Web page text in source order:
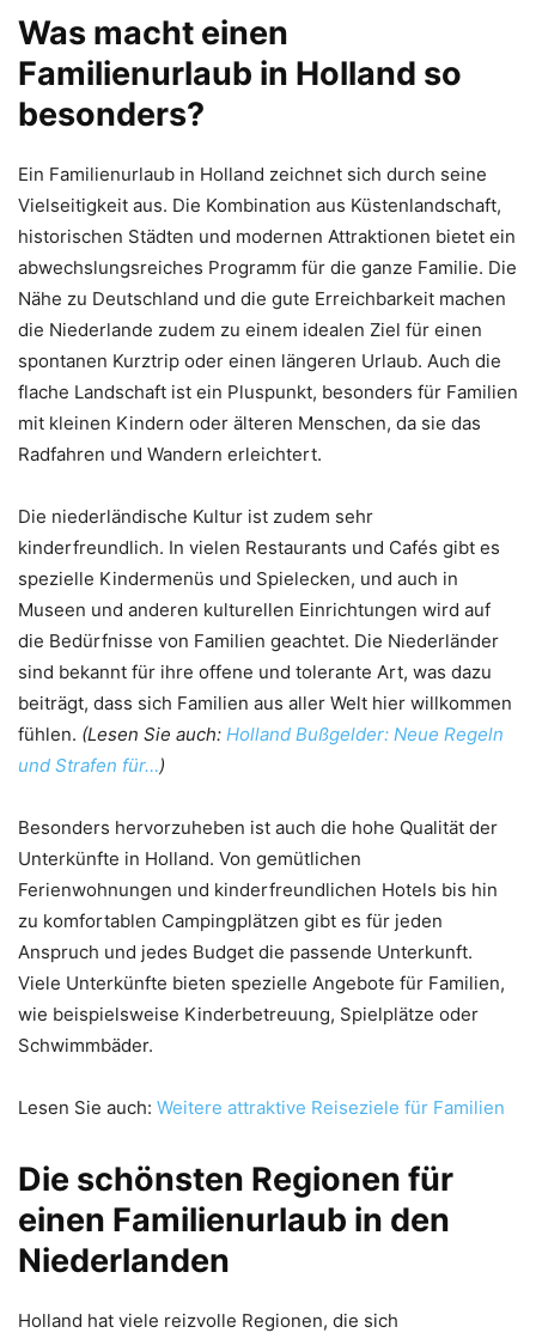
Was macht einen
Familienurlaub in Holland so
besonders?
Ein Familienurlaub in Holland zeichnet sich durch seine
Vielseitigkeit aus. Die Kombination aus Küstenlandschaft,
historischen Städten und modernen Attraktionen bietet ein
abwechslungsreiches Programm für die ganze Familie. Die
Nähe zu Deutschland und die gute Erreichbarkeit machen
die Niederlande zudem zu einem idealen Ziel für einen
spontanen Kurztrip oder einen längeren Urlaub. Auch die
flache Landschaft ist ein Pluspunkt, besonders für Familien
mit kleinen Kindern oder älteren Menschen, da sie das
Radfahren und Wandern erleichtert.
Die niederländische Kultur ist zudem sehr
kinderfreundlich. In vielen Restaurants und Cafés gibt es
spezielle Kindermenüs und Spielecken, und auch in
Museen und anderen kulturellen Einrichtungen wird auf
die Bedürfnisse von Familien geachtet. Die Niederländer
sind bekannt für ihre offene und tolerante Art, was dazu
beiträgt, dass sich Familien aus aller Welt hier willkommen
fühlen. (Lesen Sie auch: Holland Bußgelder: Neue Regeln
und Strafen für…)
Besonders hervorzuheben ist auch die hohe Qualität der
Unterkünfte in Holland. Von gemütlichen
Ferienwohnungen und kinderfreundlichen Hotels bis hin
zu komfortablen Campingplätzen gibt es für jeden
Anspruch und jedes Budget die passende Unterkunft.
Viele Unterkünfte bieten spezielle Angebote für Familien,
wie beispielsweise Kinderbetreuung, Spielplätze oder
Schwimmbäder.
Lesen Sie auch: Weitere attraktive Reiseziele für Familien
Die schönsten Regionen für
einen Familienurlaub in den
Niederlanden
Holland hat viele reizvolle Regionen, die sich